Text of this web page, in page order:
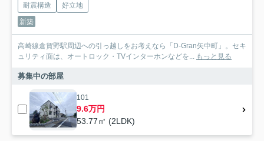
耐震構造
好立地
新築
高崎線倉賀野駅周辺への引っ越しをお考えなら「D-Gran矢中町」。セキ
ュリティ面は、オートロック・TVインターホンなどを...
もっと見る
募集中の部屋
101
9.6万円
53.77㎡ (2LDK)